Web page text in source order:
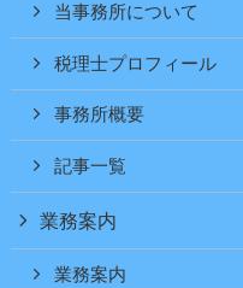
当事務所について
税理士プロフィール
事務所概要
記事一覧
業務案内
業務案内